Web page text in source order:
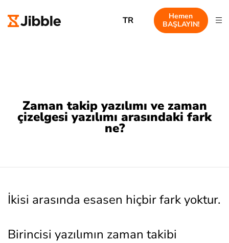
TR
Hemen
BAŞLAYIN!
Zaman takip yazılımı ve zaman
çizelgesi yazılımı arasındaki fark
ne?
İkisi arasında esasen hiçbir fark yoktur.
Birincisi yazılımın zaman takibi